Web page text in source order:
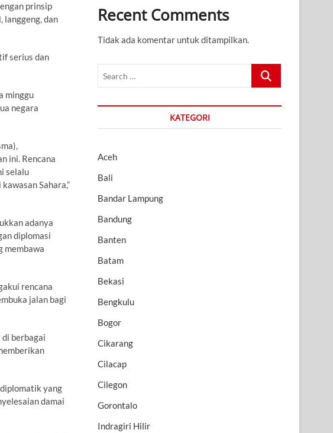
prinsip
langgeng, dan
serius dan
minggu
negara
ini. Rencana
selalu
Sahara,”
adanya
diplomasi
membawa
rencana
jalan bagi
berbagai
yang
damai
Recent Comments
Tidak ada komentar untuk ditampilkan.
Search
KATEGORI
Aceh
Bali
Bandar Lampung
Bandung
Banten
Batam
Bekasi
Bengkulu
Bogor
Cikarang
Cilacap
Cilegon
Gorontalo
Indragiri Hilir